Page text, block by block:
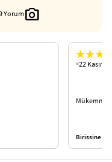
Yorum photo_camera
22 Kasım
Mükemmel
Birissine